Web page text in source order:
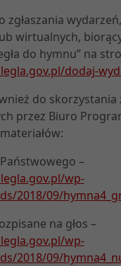
zgłaszania
wirtualnych,
do hymnu” na
dodaj-
do skorzystania
przez Biuro
–
wp-
2018/09/
na głos –
wp-
2018/09/